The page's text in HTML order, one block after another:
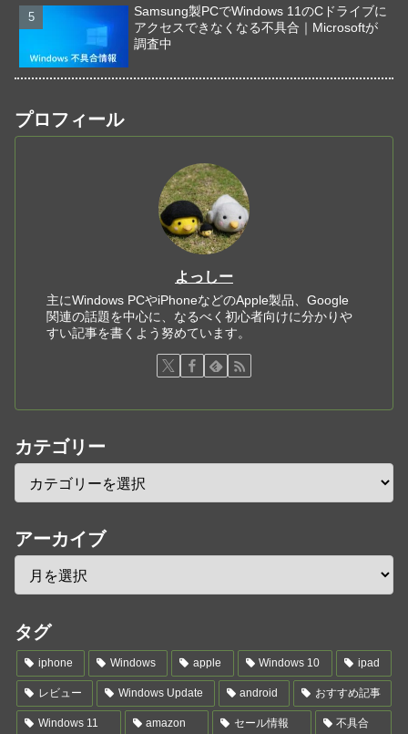
Samsung製PCでWindows 11のCドライブに
アクセスできなくなる不具合｜Microsoftが
調査中
プロフィール
よっしー
主にWindows PCやiPhoneなどのApple製品、Google
関連の話題を中心に、なるべく初心者向けに分かりや
すい記事を書くよう努めています。
カテゴリー
アーカイブ
タグ
iphone Windows apple Windows 10 ipad
レビュー Windows Update android おすすめ記事
Windows 11 amazon セール情報 不具合